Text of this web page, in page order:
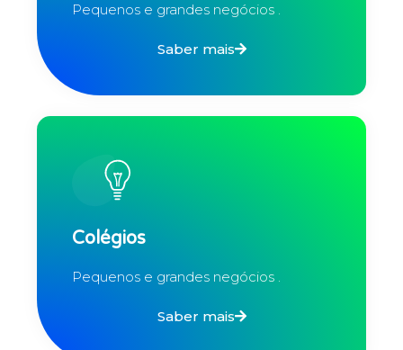
Pequenos e grandes negócios .
Saber mais
Colégios
Pequenos e grandes negócios .
Saber mais